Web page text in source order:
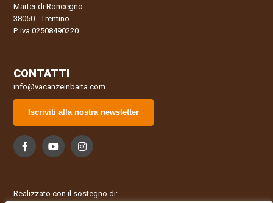
Marter di Roncegno
38050 - Trentino
P. iva 02508490220
CONTATTI
info@vacanzeinbaita.com
Iscriviti alla nostra newsletter
Realizzato con il sostegno di: